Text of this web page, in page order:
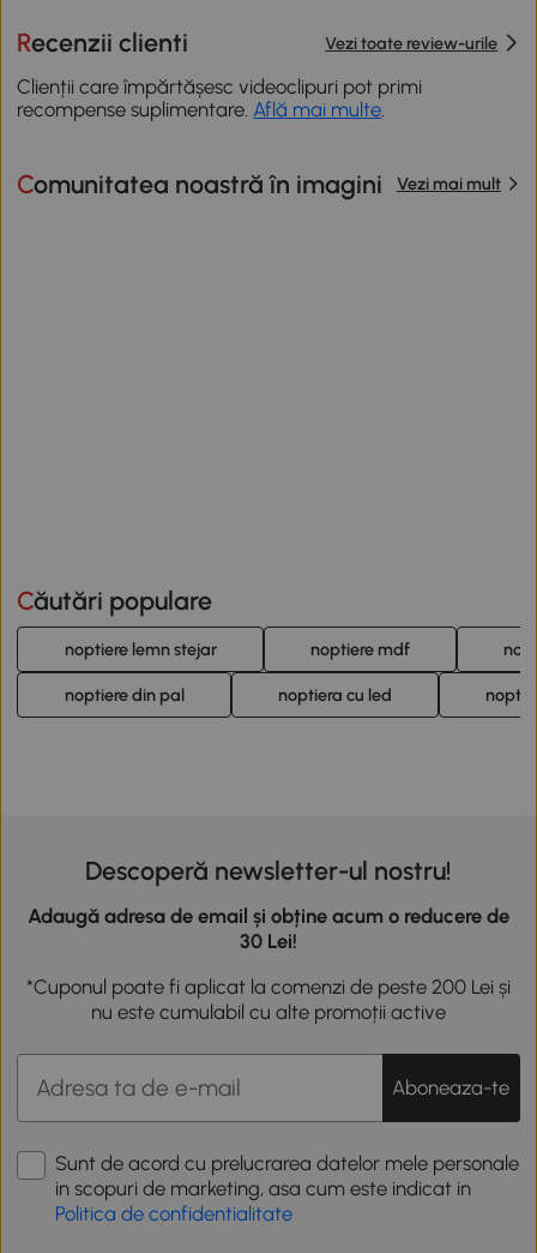
Recenzii clienti Vezi toate review-urile
Clienții care împărtășesc videoclipuri pot primi
recompense suplimentare. Află mai multe.
Comunitatea noastră în imagini Vezi mai mult
Căutări populare
noptiere lemn stejar noptiere mdf
noptiere din pal noptiera cu led
Descoperă newsletter-ul nostru!
Adaugă adresa de email și obține acum o reducere de
30 Lei!
*Cuponul poate fi aplicat la comenzi de peste 200 Lei și
nu este cumulabil cu alte promoții active
Aboneaza-te
Sunt de acord cu prelucrarea datelor mele personale
in scopuri de marketing, asa cum este indicat in
Politica de confidentialitate